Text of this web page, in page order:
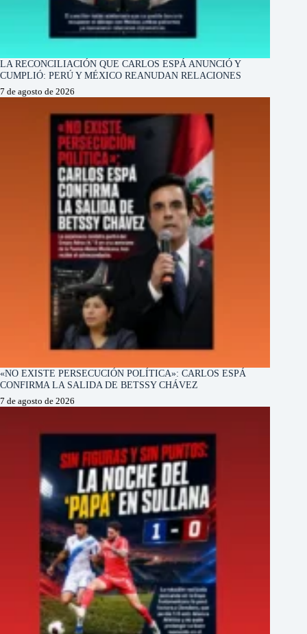
LA RECONCILIACIÓN QUE CARLOS ESPÁ ANUNCIÓ Y
CUMPLIÓ: PERÚ Y MÉXICO REANUDAN RELACIONES
7 de agosto de 2026
«NO EXISTE PERSECUCIÓN POLÍTICA»: CARLOS ESPÁ
CONFIRMA LA SALIDA DE BETSSY CHÁVEZ
7 de agosto de 2026